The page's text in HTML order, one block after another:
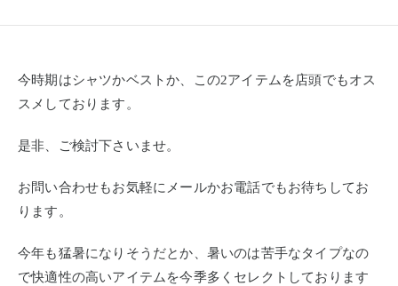
今時期はシャツかベストか、この2アイテムを店頭でもオス
スメしております。
是非、ご検討下さいませ。
お問い合わせもお気軽にメールかお電話でもお待ちしてお
ります。
今年も猛暑になりそうだとか、暑いのは苦手なタイプなの
で快適性の高いアイテムを今季多くセレクトしております